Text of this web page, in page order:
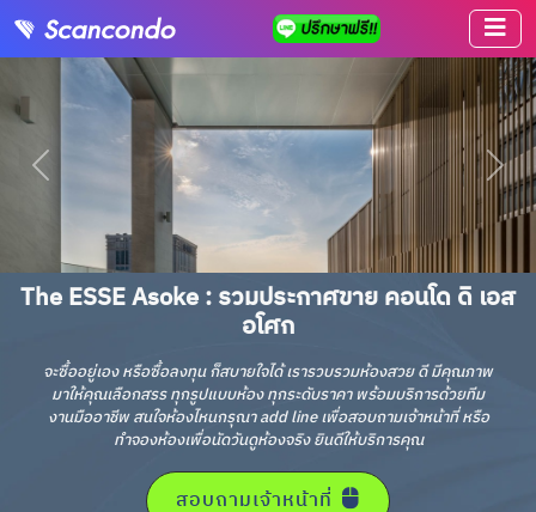
The ESSE Asoke : รวมประกาศขาย คอนโด ดิ เอส
อโศก
จะซื้ออยู่เอง หรือซื้อลงทุน ก็สบายใจได้ เรารวบรวมห้องสวย ดี มีคุณภาพ
มาให้คุณเลือกสรร ทุกรูปแบบห้อง ทุกระดับราคา พร้อมบริการด้วยทีม
งานมืออาชีพ สนใจห้องไหนกรุณา add line เพื่อสอบถามเจ้าหน้าที่ หรือ
ทำจองห้องเพื่อนัดวันดูห้องจริง ยินดีให้บริการคุณ
สอบถามเจ้าหน้าที่